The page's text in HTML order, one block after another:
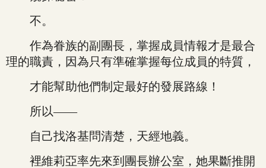
不。
作為眷族的副團長，掌握成員情報才是最合
理的職責，因為只有準確掌握每位成員的特質，
才能幫助他們制定最好的發展路線！
所以——
自己找洛基問清楚，天經地義。
裡維莉亞率先來到團長辦公室，她果斷推開